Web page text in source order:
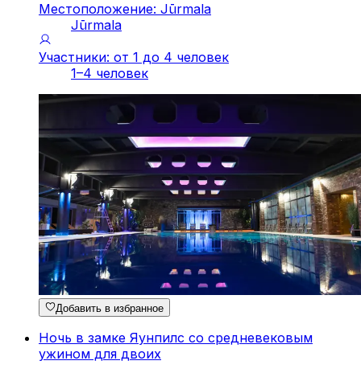
Местоположение: Jūrmala
Jūrmala
Участники: от 1 до 4 человек
1–4 человек
Добавить в избранное
Ночь в замке Яунпилс со средневековым
ужином для двоих